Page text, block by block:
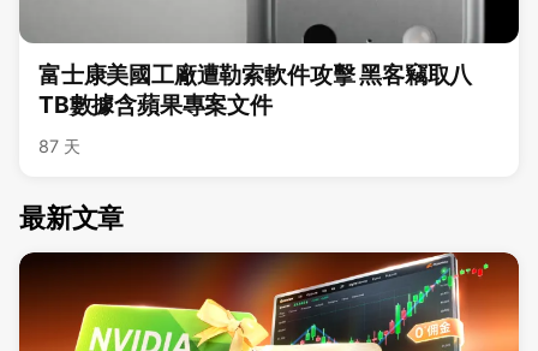
富士康美國工廠遭勒索軟件攻擊 黑客竊取八
TB數據含蘋果專案文件
87 天
最新文章